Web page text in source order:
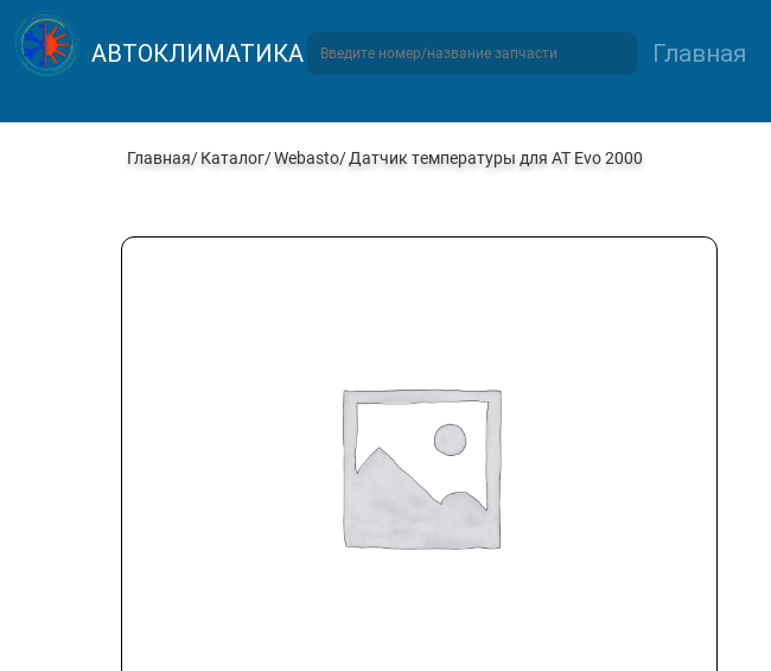
АВТОКЛИМАТИКА Главная
Главная Каталог Webasto Датчик температуры для АТ Evo 2000